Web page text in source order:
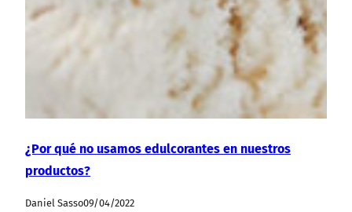
¿Por qué no usamos edulcorantes en nuestros
productos?
Daniel Sasso09/04/2022